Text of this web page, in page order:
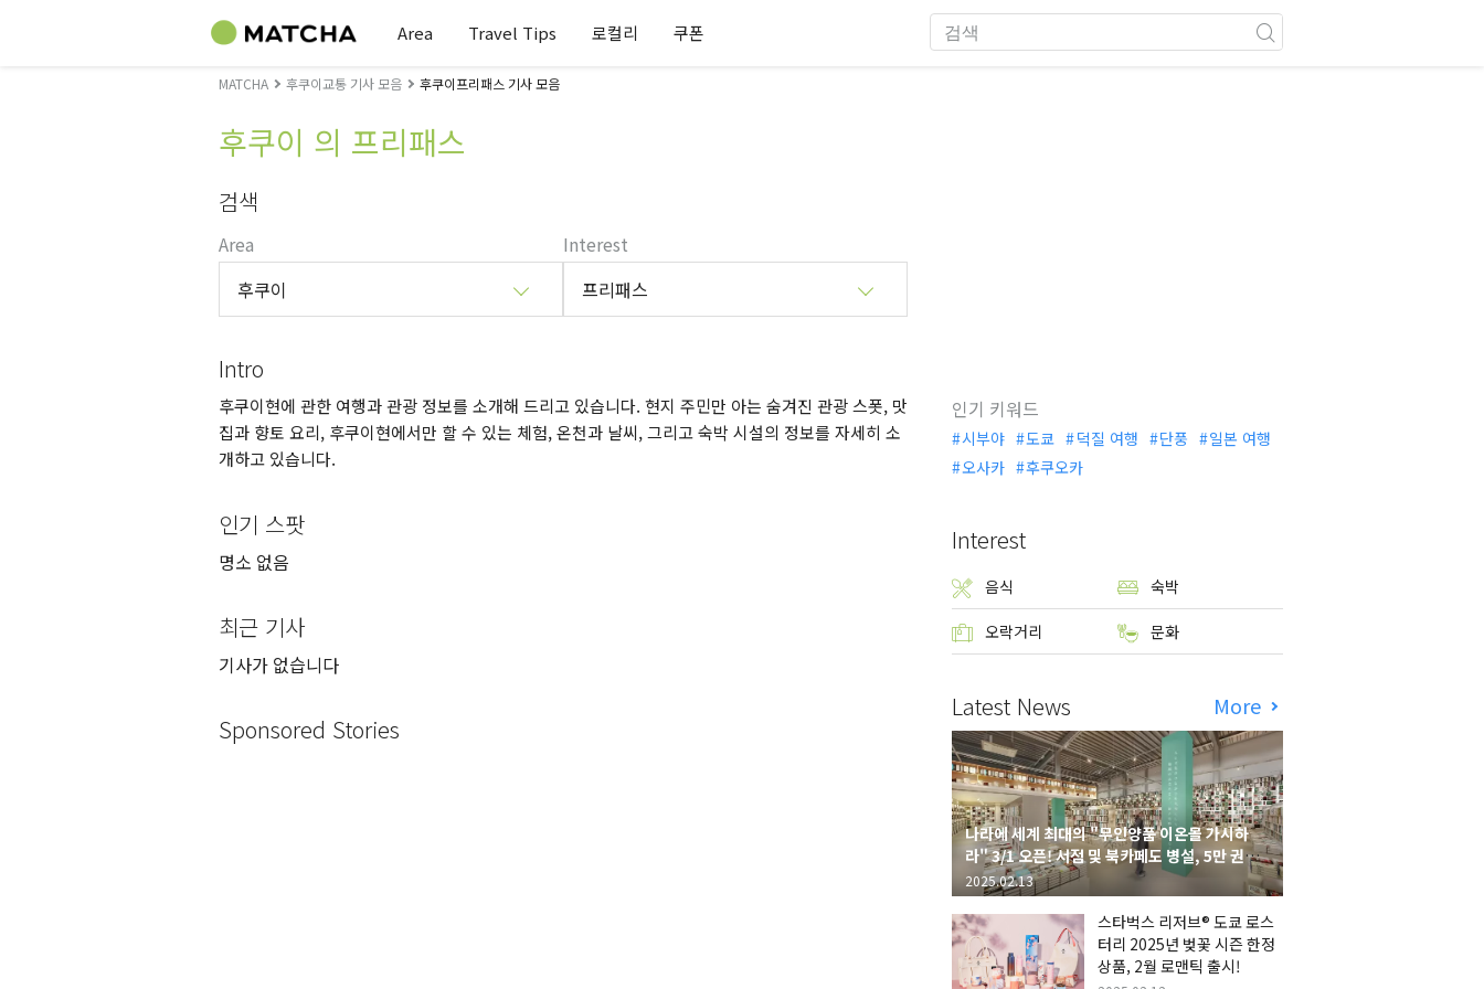
Area Travel Tips 로컬리 쿠폰
MATCHA 후쿠이교통 기사 모음 후쿠이프리패스 기사 모음
후쿠이 의 프리패스
검색
Area
후쿠이
Interest
프리패스
Intro
후쿠이현에 관한 여행과 관광 정보를 소개해 드리고 있습니다. 현지 주민만 아는 숨겨진 관광 스폿, 맛
집과 향토 요리, 후쿠이현에서만 할 수 있는 체험, 온천과 날씨, 그리고 숙박 시설의 정보를 자세히 소
개하고 있습니다.
인기 스팟
명소 없음
최근 기사
기사가 없습니다
Sponsored Stories
인기 키워드
시부야 도쿄 덕질 여행 단풍
일본 여행
오사카
후쿠오카
Interest
음식 숙박
오락거리 문화
Latest News More
나라에 세계 최대의 "무인양품 이온몰 가시하
라" 3/1 오픈! 서점 및 북카페도 병설, 5만 권의
"가시하라 서점"도 출점
2025.02.13
스타벅스 리저브® 도쿄 로스
터리 2025년 벚꽃 시즌 한정
상품, 2월 로맨틱 출시!